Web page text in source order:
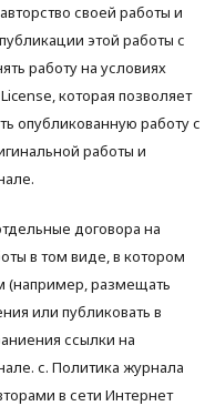
своей работы и
этой работы с
работу на условиях
которая позволяет
опубликованную работу с
работы и
договора на
в том виде, в котором
(например, размещать
или публиковать в
ссылки на
с. Политика журнала
в сети Интернет